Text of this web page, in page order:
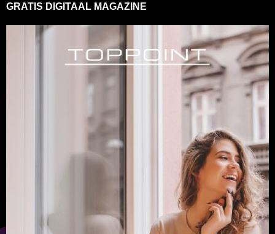
GRATIS DIGITAAL MAGAZINE